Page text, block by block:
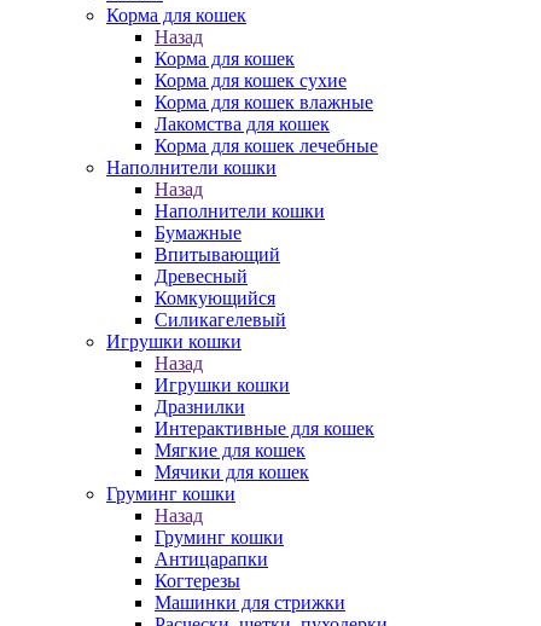
Корма для кошек
Назад
Корма для кошек
Корма для кошек сухие
Корма для кошек влажные
Лакомства для кошек
Корма для кошек лечебные
Наполнители кошки
Назад
Наполнители кошки
Бумажные
Впитывающий
Древесный
Комкующийся
Силикагелевый
Игрушки кошки
Назад
Игрушки кошки
Дразнилки
Интерактивные для кошек
Мягкие для кошек
Мячики для кошек
Груминг кошки
Назад
Груминг кошки
Антицарапки
Когтерезы
Машинки для стрижки